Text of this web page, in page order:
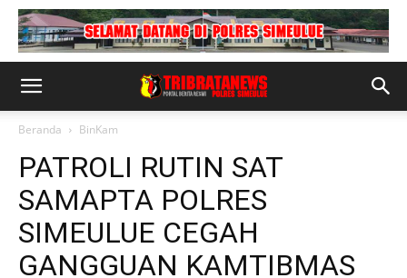
Beranda BinKam
PATROLI RUTIN SAT
SAMAPTA POLRES
SIMEULUE CEGAH
GANGGUAN KAMTIBMAS